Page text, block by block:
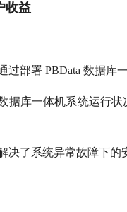
收益
过部署 PBData 数据库
据库一体机系统运行
决了系统异常故障下的